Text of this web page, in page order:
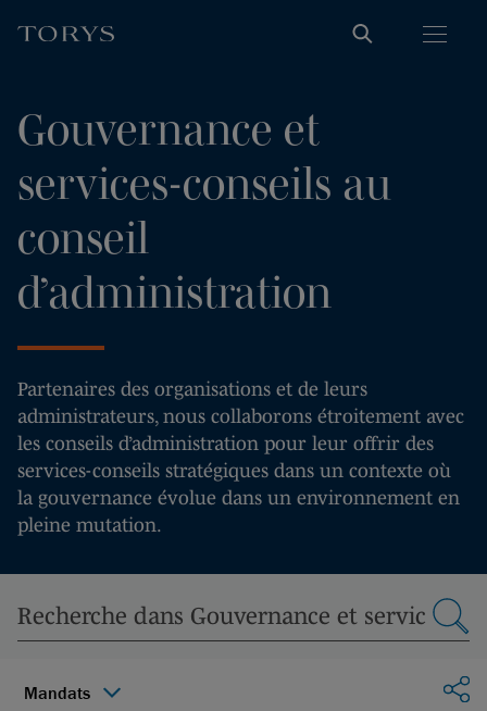
Gouvernance et
services-conseils au
conseil
d’administration
Partenaires des organisations et de leurs
administrateurs, nous collaborons étroitement avec
les conseils d’administration pour leur offrir des
services-conseils stratégiques dans un contexte où
la gouvernance évolue dans un environnement en
pleine mutation.
Mandats